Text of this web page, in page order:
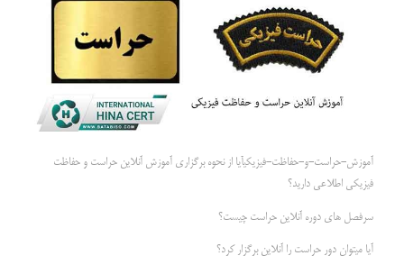
آموزش-حراست-و-حفاظت-فیزیکیآیا از نحوه برگزاری آموزش آنلاین حراست و حفاظت
فیزیکی اطلاعی دارید؟
سرفصل های دوره آنلاین حراست چیست؟
آیا میتوان دور حراست را آنلاین برگزار کرد؟